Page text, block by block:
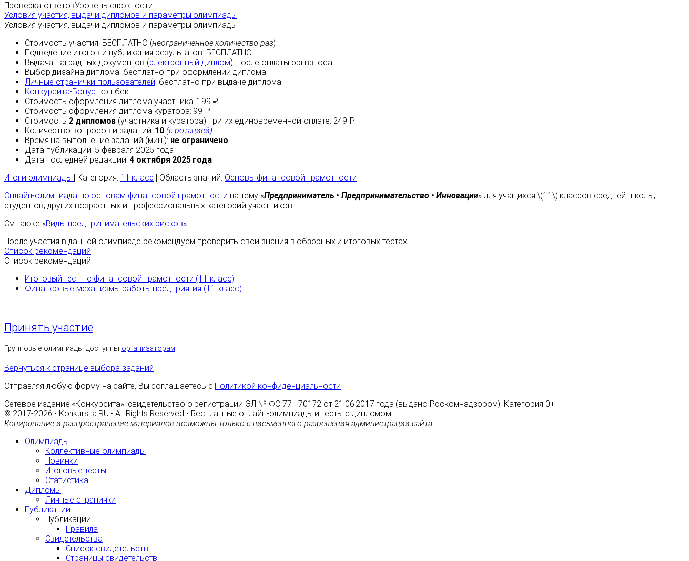
Проверка ответовУровень сложности:
Условия участия, выдачи дипломов и параметры олимпиады
Условия участия, выдачи дипломов и параметры олимпиады
Стоимость участия: БЕСПЛАТНО (неограниченное количество раз)
Подведение итогов и публикация результатов: БЕСПЛАТНО
Выдача наградных документов (электронный диплом): после оплаты оргвзноса
Выбор дизайна диплома: бесплатно при оформлении диплома
Личные странички пользователей: бесплатно при выдаче диплома
Конкурсита-Бонус: кэшбек
Стоимость оформления диплома участника: 199 ₽
Стоимость оформления диплома куратора: 99 ₽
Стоимость 2 дипломов (участника и куратора) при их единовременной оплате: 249 ₽
Количество вопросов и заданий: 10 (с ротацией)
Время на выполнение заданий (мин.): не ограничено
Дата публикации: 5 февраля 2025 года
Дата последней редакции: 4 октября 2025 года
Итоги олимпиады
| Категория: 11 класс | Область знаний: Основы финансовой грамотности
Онлайн-олимпиада по основам финансовой грамотности на тему «Предприниматель • Предпринимательство • Инновации» для учащихся \(11\) классов средней школы,
студентов, других возрастных и профессиональных категорий участников.
См.также «Виды предпринимательских рисков».
После участия в данной олимпиаде рекомендуем проверить свои знания в обзорных и итоговых тестах.
Список рекомендаций
Список рекомендаций
Итоговый тест по финансовой грамотности (11 класс)
Финансовые механизмы работы предприятия (11 класс)
Принять участие
Групповые олимпиады доступны организаторам
Вернуться к странице выбора заданий
Отправляя любую форму на сайте, Вы соглашаетесь с Политикой конфиденциальности
Сетевое издание «Конкурсита»: свидетельство о регистрации ЭЛ № ФС 77 - 70172 от 21.06.2017 года (выдано Роскомнадзором). Категория 0+
© 2017-2026 • Konkursita.RU • All Rights Reserved • Бесплатные онлайн-олимпиады и тесты с дипломом
Копирование и распространение материалов возможны только с письменного разрешения администрации сайта
Олимпиады
Коллективные олимпиады
Новинки
Итоговые тесты
Статистика
Дипломы
Личные странички
Публикации
Публикации
Правила
Свидетельства
Список свидетельств
Страницы свидетельств